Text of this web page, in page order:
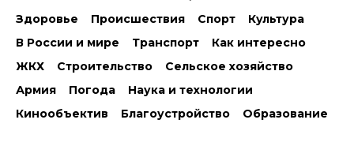
Здоровье
Происшествия Спорт
Культура
В России и мире
Транспорт
Как интересно
ЖКХ
Строительство
Сельское хозяйство
Армия
Погода
Наука и технологии
Кинообъектив
Благоустройство Образование